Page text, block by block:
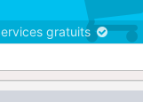
gratuits